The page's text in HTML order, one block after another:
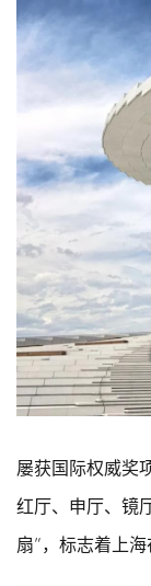
屡获国际权威奖
红厅、申厅、镜
扇”，标志着上